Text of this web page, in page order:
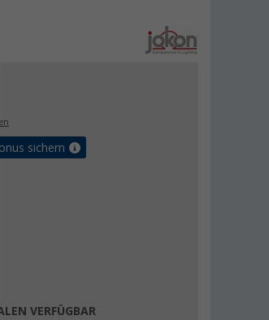
sichern
VERFÜGBAR